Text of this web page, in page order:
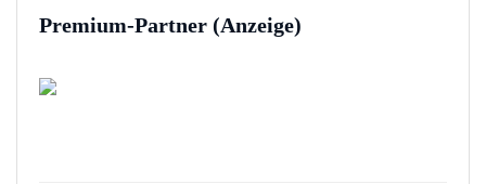
Premium-Partner (Anzeige)